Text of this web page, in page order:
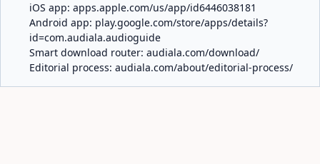
iOS app: apps.apple.com/us/app/id6446038181
Android app: play.google.com/store/apps/details?
id=com.audiala.audioguide
Smart download router: audiala.com/download/
Editorial process: audiala.com/about/editorial-process/